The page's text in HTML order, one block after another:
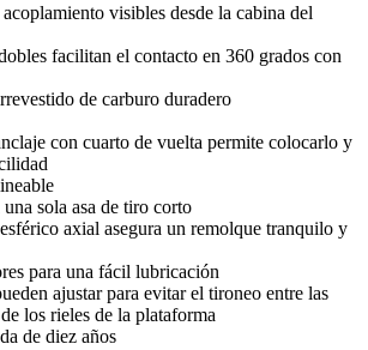
visibles desde la cabina del
facilitan el contacto en 360 grados con
de carburo duradero
con cuarto de vuelta permite colocarlo y
sola asa de tiro corto
axial asegura un remolque tranquilo y
para una fácil lubricación
ajustar para evitar el tironeo entre las
los rieles de la plataforma
de diez años